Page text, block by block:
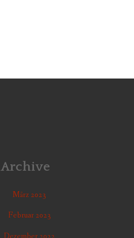
Archive
März 2023
Februar 2023